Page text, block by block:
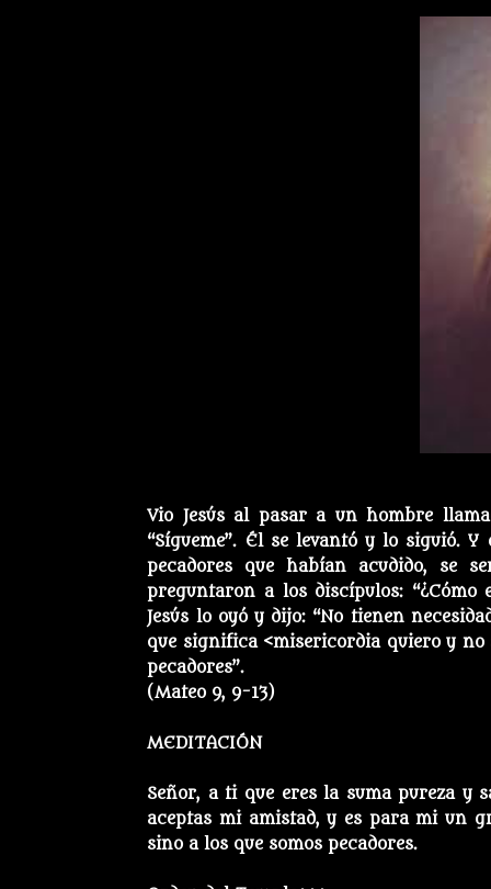
Vio Jesús al pasar a un hombre
“Sígueme”. Él se levantó y lo siguió.
pecadores que habían acudido, se
preguntaron a los discípulos: “¿Cómo
Jesús lo oyó y dijo: “No tienen
que significa <misericordia quiero y
pecadores”.
(Mateo 9, 9-13)
MEDITACIÓN
Señor, a ti que eres la suma pureza y
aceptas mi amistad, y es para mi un
sino a los que somos pecadores.